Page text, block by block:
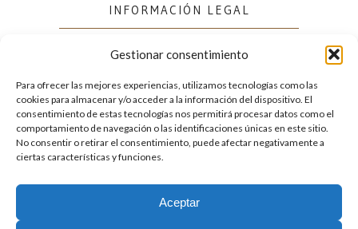
Gestionar consentimiento
Para ofrecer las mejores experiencias, utilizamos tecnologías como las
cookies para almacenar y/o acceder a la información del dispositivo. El
consentimiento de estas tecnologías nos permitirá procesar datos como el
comportamiento de navegación o las identificaciones únicas en este sitio.
No consentir o retirar el consentimiento, puede afectar negativamente a
ciertas características y funciones.
Aceptar
INFORMACIÓN LEGAL
Política de cookies (UE)
Política de privacidad
FACEBOOK